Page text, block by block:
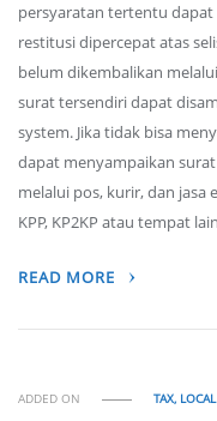
persyaratan tertentu
restitusi dipercepat atas
belum dikembalikan
surat tersendiri dapat
system. Jika tidak bisa
dapat menyampaikan
melalui pos, kurir, dan jasa
KPP, KP2KP atau tempat
READ MORE
ADDED ON TAX, LOCAL